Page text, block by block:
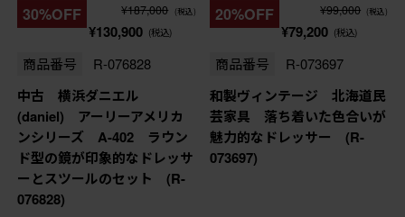
30%OFF ¥187,000 (税込)
¥130,900 (税込)
商品番号 R-076828
中古 横浜ダニエル
(daniel) アーリーアメリカ
ンシリーズ A-402 ラウン
ド型の鏡が印象的なドレッサ
ーとスツールのセット (R-
076828)
20%OFF ¥99,000 (税込)
¥79,200 (税込)
商品番号 R-073697
和製ヴィンテージ 北海道民
芸家具 落ち着いた色合いが
魅力的なドレッサー (R-
073697)